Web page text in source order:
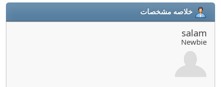
خلاصه مشخصات
salam
Newbie